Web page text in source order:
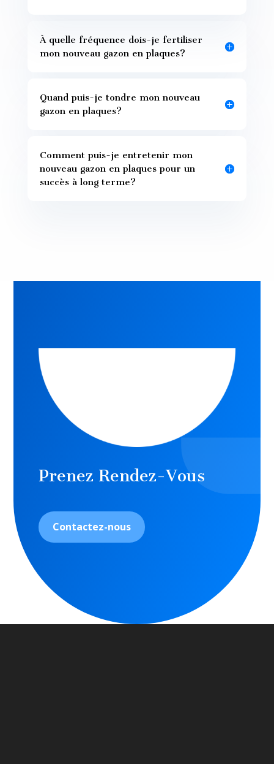
À quelle fréquence dois-je fertiliser
mon nouveau gazon en plaques?
Quand puis-je tondre mon nouveau
gazon en plaques?
Comment puis-je entretenir mon
nouveau gazon en plaques pour un
succès à long terme?
Prenez Rendez-Vous
Contactez-nous